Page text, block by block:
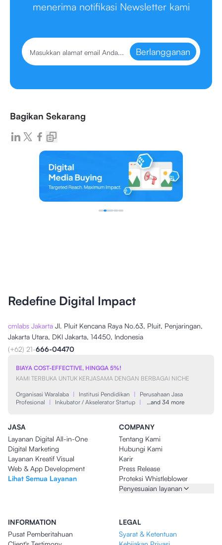
menerima notifikasi Newsletter kami
Berlangganan
Bagikan Sekarang
Redefine Digital Impact
cmlabs Jakarta Jl. Pluit Kencana Raya No.63, Pluit, Penjaringan,
Jakarta Utara, DKI Jakarta, 14450, Indonesia
(+62) 21-666-04470
BIAYA COST-EFFECTIVE, HINGGA 5%!
KAMI TERBUKA UNTUK KERJASAMA DENGAN BERBAGAI NICHE
Organisasi Waralaba | Institusi Pendidikan |
Perusahaan Jasa
Profesional
| Inkubator / Akselerator Startup | …and 34 more
JASA
Layanan Digital All-in-One
Digital Marketing
Layanan Kreatif Visual
Web & App Development
Lihat Semua Layanan
COMPANY
Tentang Kami
Hubungi Kami
Karir
Press Release
Proteksi Whistleblower
Penyesuaian layanan
INFORMATION
Pusat Pemberitahuan
LEGAL
Syarat & Ketentuan